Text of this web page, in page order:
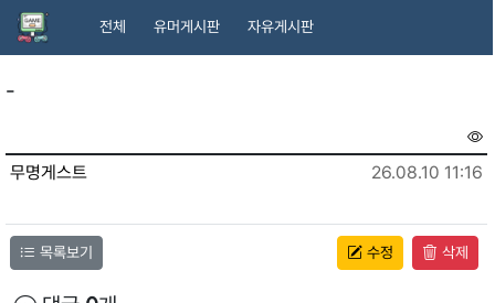
전체 유머게시판 자유게시판
-
무명게스트 26.08.10 11:16
목록보기 수정 삭제